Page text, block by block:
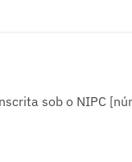
sob o NIPC